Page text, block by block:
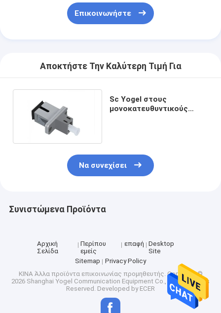
Επικοινωνήστε
Αποκτήστε Την Καλύτερη Τιμή Για
Sc Yogel στους
μονοκατευθυντικούς
Να συνεχίσει
Συνιστώμενα Προϊόντα
Αρχική
Σελίδα
Περίπου
εμείς
επαφή
Desktop
Site
Sitemap
Privacy Policy
ΚΙΝΑ Άλλα προϊόντα επικοινωνίας προμηθευτής. Copyright ©
2026 Shanghai Yogel Communication Equipment Co., Ltd.. All Rights
Reserved. Developed by ECER